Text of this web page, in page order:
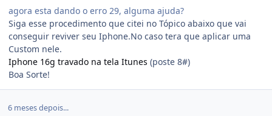
agora esta dando o erro 29, alguma ajuda?
Siga esse procedimento que citei no Tópico abaixo que vai
conseguir reviver seu Iphone.No caso tera que aplicar uma
Custom nele.
Iphone 16g travado na tela Itunes (poste 8#)
Boa Sorte!
6 meses depois...